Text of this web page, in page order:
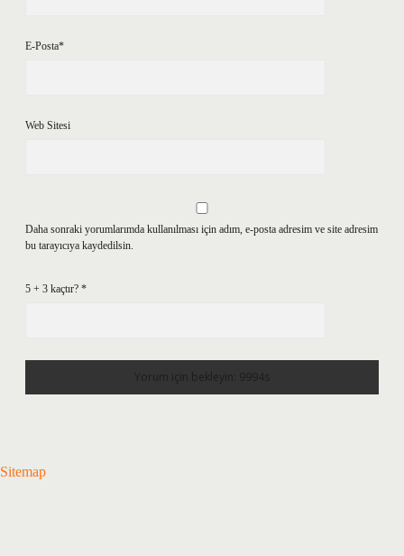
E-Posta*
Web Sitesi
Daha sonraki yorumlarımda kullanılması için adım, e-posta adresim ve site adresim
bu tarayıcıya kaydedilsin.
5 + 3 kaçtır? *
Sitemap